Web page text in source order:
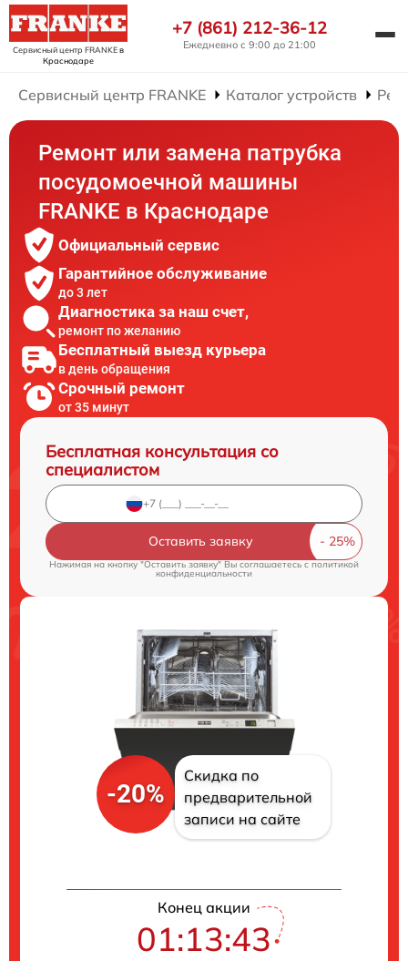
Сервисный центр FRANKEв
Краснодаре
+7 (861) 212-36-12
Ежедневно с 9:00 до 21:00
Сервисный центр FRANKE Каталог устройств
Ремонт или замена патрубка
посудомоечной машины
FRANKE в Краснодаре
Официальный сервис
Гарантийное обслуживание
до 3 лет
Диагностика за наш счет,
ремонт по желанию
Бесплатный выезд курьера
в день обращения
Срочный ремонт
от 35 минут
Бесплатная консультация со
специалистом
Оставить заявку
Нажимая на кнопку "Оставить заявку" Вы соглашаетесь cполитикой
конфиденциальности
-20%
Скидка по
предварительной
записи на сайте
Конец акции
01:13:42